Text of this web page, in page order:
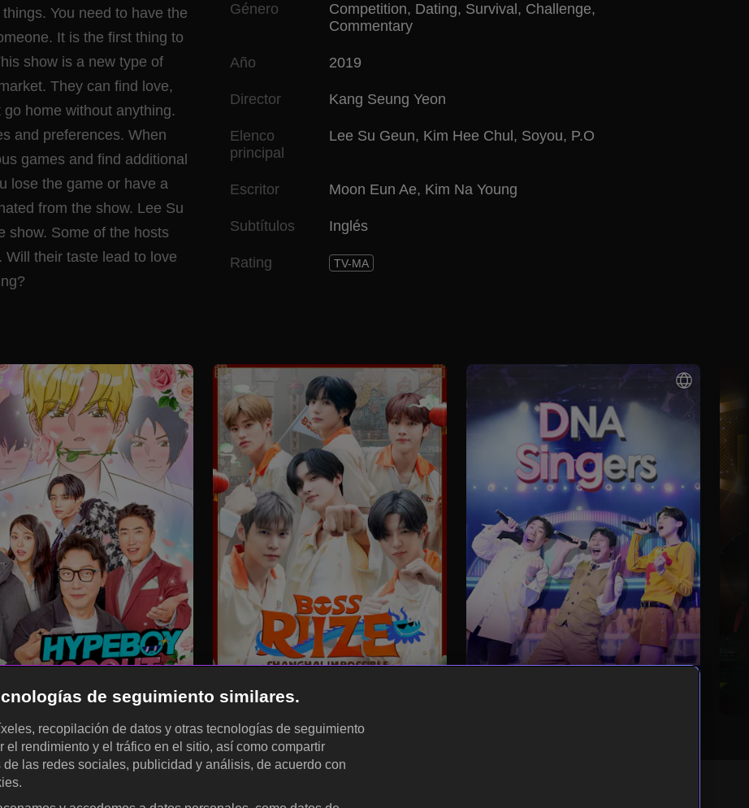
You need to have the
It is the first thing to
show is a new type of
They can find love,
home without anything.
and preferences. When
games and find additional
lose the game or have a
from the show. Lee Su
show. Some of the hosts
their taste lead to love
Género Competition, Dating, Survival , Challenge,
Commentary
Año 2019
Director Kang Seung Yeon
Elenco
principal
Lee Su Geun, Kim Hee Chul , Soyou, P.O
Escritor Moon Eun Ae, Kim Na Young
Subtítulos Inglés
Rating TV-MA
de seguimiento similares.
recopilación de datos y otras tecnologías de seguimiento
rendimiento y el tráfico en el sitio, así como compartir
las redes sociales, publicidad y análisis, de acuerdo con